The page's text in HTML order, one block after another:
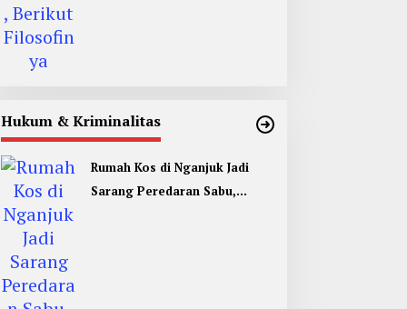
Hukum & Kriminalitas
Rumah Kos di Nganjuk Jadi
Sarang Peredaran Sabu,